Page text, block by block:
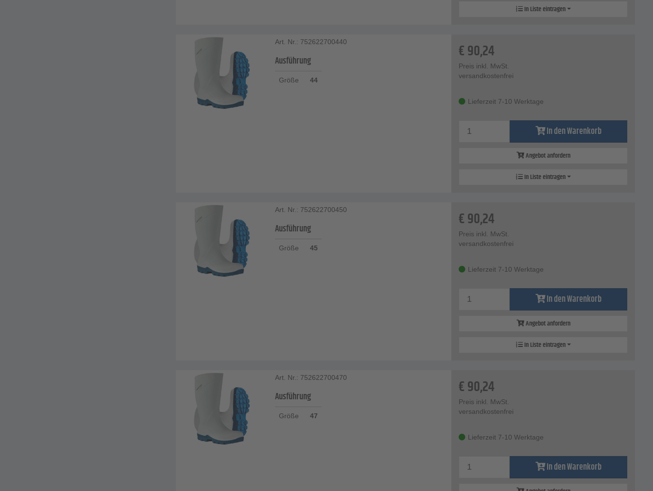
In Liste eintragen
Art. Nr.: 752622700440
Ausführung
Größe 44
€90,24
Preis inkl. MwSt.
versandkostenfrei
Lieferzeit 7-10 Werktage
In den Warenkorb
Angebot anfordern
In Liste eintragen
Art. Nr.: 752622700450
Ausführung
Größe 45
€90,24
Preis inkl. MwSt.
versandkostenfrei
Lieferzeit 7-10 Werktage
In den Warenkorb
Angebot anfordern
In Liste eintragen
Art. Nr.: 752622700470
Ausführung
Größe 47
€90,24
Preis inkl. MwSt.
versandkostenfrei
Lieferzeit 7-10 Werktage
In den Warenkorb